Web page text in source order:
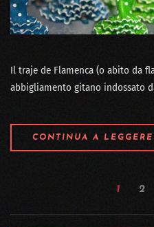
Il traje de Flamenca (o abito da
abbigliamento gitano indossato
CONTINUA A LEGGERE
1 2